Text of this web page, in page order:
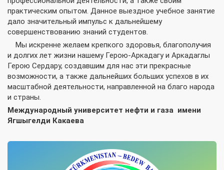
практическим опытом. Данное выездное учебное занятие
дало значительный импульс к дальнейшему
совершенствованию знаний студентов.
Мы искренне желаем крепкого здоровья, благополучия
и долгих лет жизни нашему Герою-Аркадагу и Аркадаглы
Герою Сердару, создавшим для нас эти прекрасные
возможности, а также дальнейших больших успехов в их
масштабной деятельности, направленной на благо народа
и страны.
Международный университет нефти и газа имени
Ягшыгелди Какаева